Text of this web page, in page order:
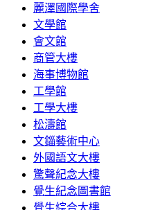
麗澤國際學舍
文學館
會文館
商管大樓
海事博物館
工學館
工學大樓
松濤館
文錙藝術中心
外國語文大樓
驚聲紀念大樓
覺生紀念圖書館
覺生綜合大樓